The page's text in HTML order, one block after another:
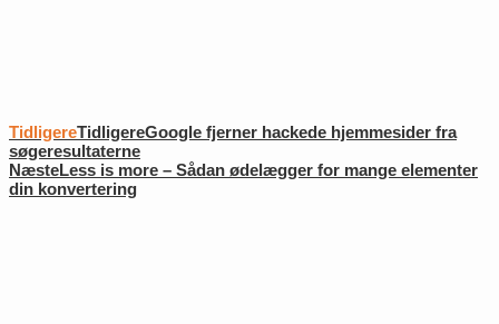
TidligereTidligereGoogle fjerner hackede hjemmesider fra
søgeresultaterne
NæsteLess is more – Sådan ødelægger for mange elementer
din konvertering